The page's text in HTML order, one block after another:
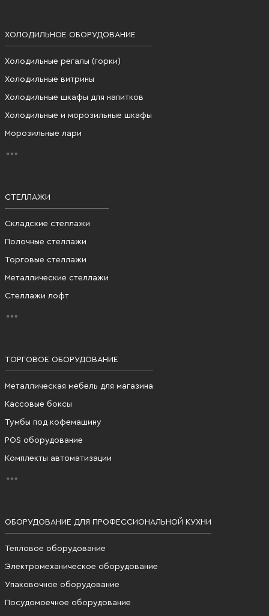
ХОЛОДИЛЬНОЕ ОБОРУДОВАНИЕ
Холодильные регалы (горки)
Холодильные витрины
Холодильные шкафы для напитков
Холодильные и морозильные шкафы
Морозильные лари
СТЕЛЛАЖИ
Складские стеллажи
Полочные стеллажи
Торговые стеллажи
Металлические стеллажи
Стеллажи лофт
ТОРГОВОЕ ОБОРУДОВАНИЕ
Металлическая мебель для магазина
Кассовые боксы
Тумбы под кофемашину
POS оборудование
Комплекты автоматизации
ОБОРУДОВАНИЕ ДЛЯ ПРОФЕССИОНАЛЬНОЙ КУХНИ
Тепловое оборудование
Электромеханическое оборудование
Упаковочное оборудование
Посудомоечное оборудование